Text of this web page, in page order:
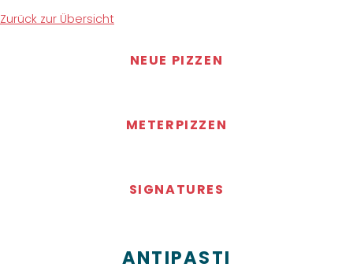
Zurück zur Übersicht
NEUE PIZZEN
METERPIZZEN
SIGNATURES
ANTIPASTI